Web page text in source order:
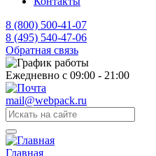
8 (800) 500-41-07
8 (495) 540-47-06
Обратная связь
Ежедневно с 09:00 - 21:00
mail@webpack.ru
Главная